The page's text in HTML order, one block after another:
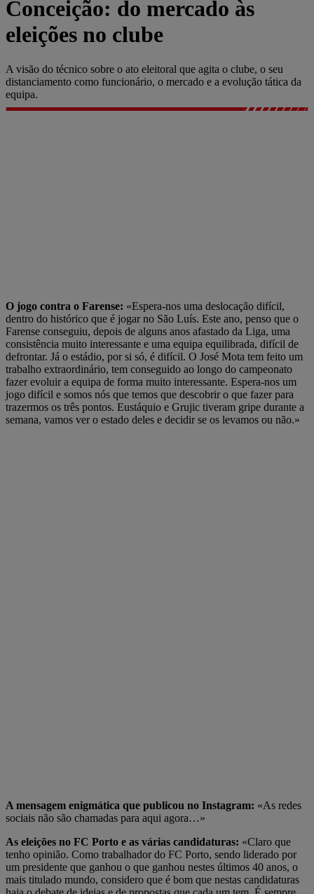
Conceição: do mercado às
eleições no clube
A visão do técnico sobre o ato eleitoral que agita o clube, o seu
distanciamento como funcionário, o mercado e a evolução tática da
equipa.
O jogo contra o Farense: «Espera-nos uma deslocação difícil,
dentro do histórico que é jogar no São Luís. Este ano, penso que o
Farense conseguiu, depois de alguns anos afastado da Liga, uma
consistência muito interessante e uma equipa equilibrada, difícil de
defrontar. Já o estádio, por si só, é difícil. O José Mota tem feito um
trabalho extraordinário, tem conseguido ao longo do campeonato
fazer evoluir a equipa de forma muito interessante. Espera-nos um
jogo difícil e somos nós que temos que descobrir o que fazer para
trazermos os três pontos. Eustáquio e Grujic tiveram gripe durante a
semana, vamos ver o estado deles e decidir se os levamos ou não.»
A mensagem enigmática que publicou no Instagram: «As redes
sociais não são chamadas para aqui agora…»
As eleições no FC Porto e as várias candidaturas: «Claro que
tenho opinião. Como trabalhador do FC Porto, sendo liderado por
um presidente que ganhou o que ganhou nestes últimos 40 anos, o
mais titulado mundo, considero que é bom que nestas candidaturas